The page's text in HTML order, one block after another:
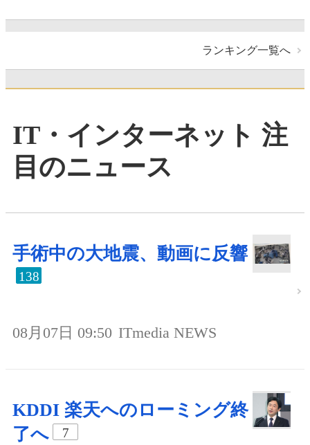
ランキング一覧へ
IT・インターネット 注
目のニュース
手術中の大地震、動画に反響
138
08月07日 09:50 ITmedia NEWS
KDDI 楽天へのローミング終
了へ
7